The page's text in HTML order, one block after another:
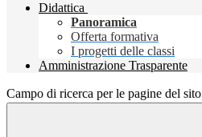
Didattica
Panoramica
Offerta formativa
I progetti delle classi
Amministrazione Trasparente
Campo di ricerca per le pagine del sito